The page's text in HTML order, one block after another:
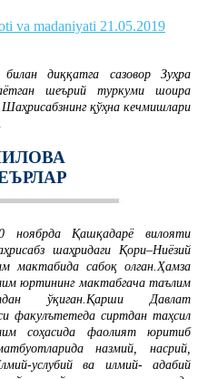
va madaniyati 21.05.2019
диққатга сазовор Зуҳра
шеърий туркуми шоира
қўҳна кечмишлари
ноябрда Қашқадарё вилояти
шаҳридаги Қори–Ниёзий
мактабида сабоқ олган.Ҳамза
юртининг мактабгача таълим
ўқиган.Қарши Давлат
факулътетеда сиртдан таҳсил
соҳасида фаолият юритиб
назмий, насрий,
услубий ва илмий- адабий